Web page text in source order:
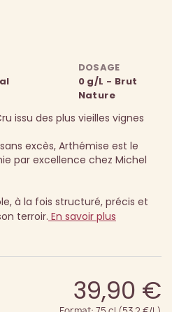
DOSAGE
0 g/L - Brut
Nature
issu des plus vieilles vignes
excès, Arthémise est le
par excellence chez Michel
à la fois structuré, précis et
terroir. En savoir plus
39,90 €